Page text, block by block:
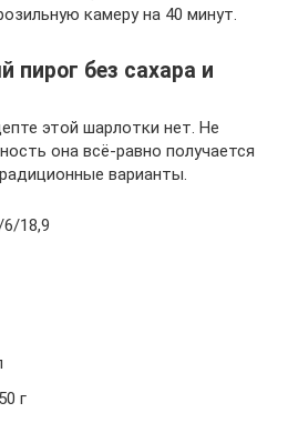
камеру на 40 минут.
без сахара и
этой шарлотки нет. Не
она всё-равно получается
варианты.
18,9
г